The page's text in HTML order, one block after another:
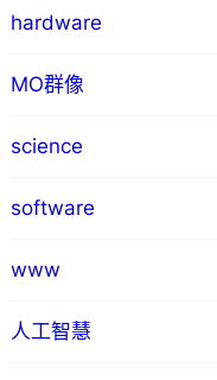
hardware
MO群像
science
software
www
人工智慧